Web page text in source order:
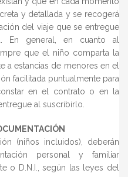
y detallada y se recogerá
del viaje que se entregue
general, en cuanto al
que el niño comparta la
a estancias de menores en el
facilitada puntualmente para
en el contrato o en la
al suscribirlo.
(niños incluidos), deberán
personal y familiar
o D.N.I., según las leyes del